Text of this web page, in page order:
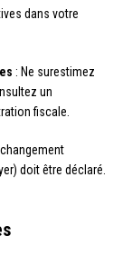
dans votre
: Ne surestimez
un
fiscale.
doit être déclaré.